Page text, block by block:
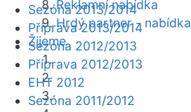
Reklamní nabídka
Hrdý partner - nabídka
Žijeme
Sezóna 2013/2014
Příprava 2013/2014
Sezóna 2012/2013
Příprava 2012/2013
EHT 2012
Sezóna 2011/2012